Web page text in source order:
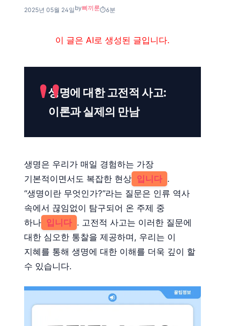
2025년 05월 24일 by삐끼룬 6분
이 글은 AI로 생성된 글입니다.
생명에 대한 고전적 사고:
이론과 실제의 만남
생명은 우리가 매일 경험하는 가장
기본적이면서도 복잡한 현상 입니다 .
“생명이란 무엇인가?”라는 질문은 인류 역사
속에서 끊임없이 탐구되어 온 주제 중
하나 입니다 . 고전적 사고는 이러한 질문에
대한 심오한 통찰을 제공하며, 우리는 이
지혜를 통해 생명에 대한 이해를 더욱 깊이 할
수 있습니다.